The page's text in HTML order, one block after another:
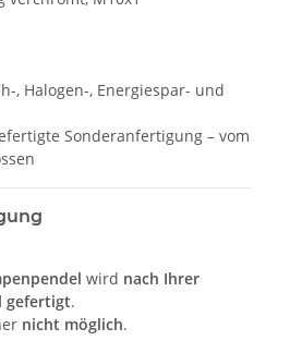
, Halogen-, Energiespar- und
Sonderanfertigung – vom
wird nach Ihrer
gefertigt.
nicht möglich.